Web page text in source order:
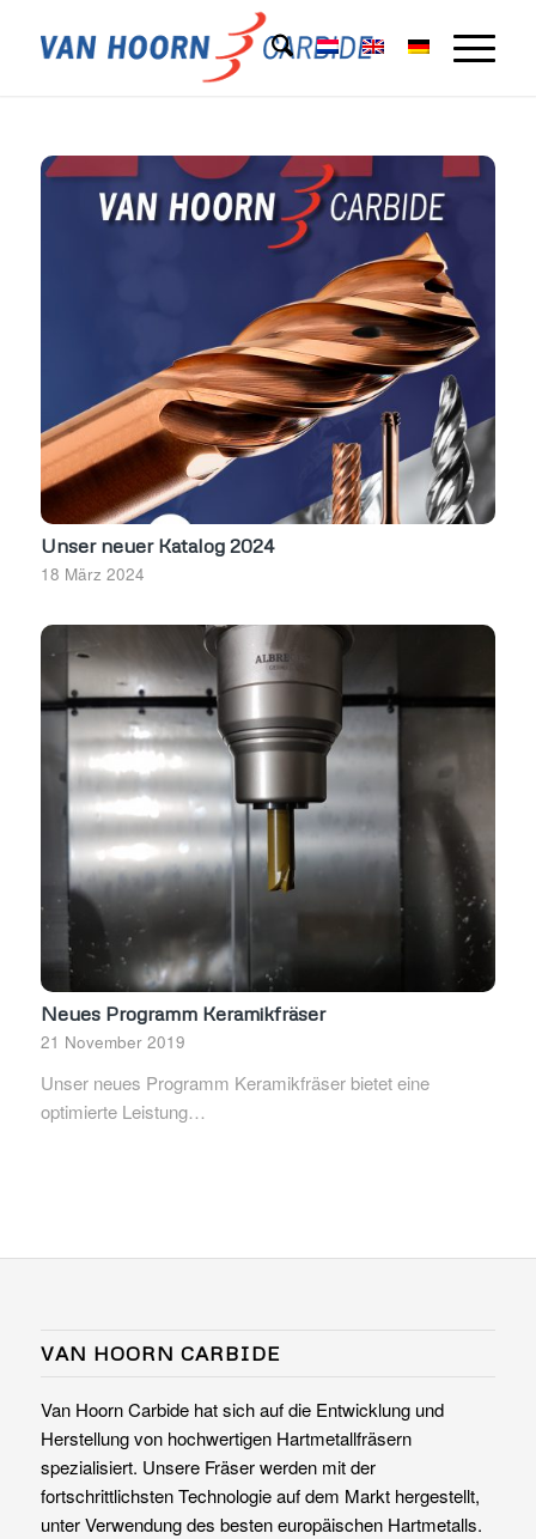
Unser neuer Katalog 2024
18 März 2024
Neues Programm Keramikfräser
21 November 2019
Unser neues Programm Keramikfräser bietet eine
optimierte Leistung…
VAN HOORN CARBIDE
Van Hoorn Carbide hat sich auf die Entwicklung und
Herstellung von hochwertigen Hartmetallfräsern
spezialisiert. Unsere Fräser werden mit der
fortschrittlichsten Technologie auf dem Markt hergestellt,
unter Verwendung des besten europäischen Hartmetalls.